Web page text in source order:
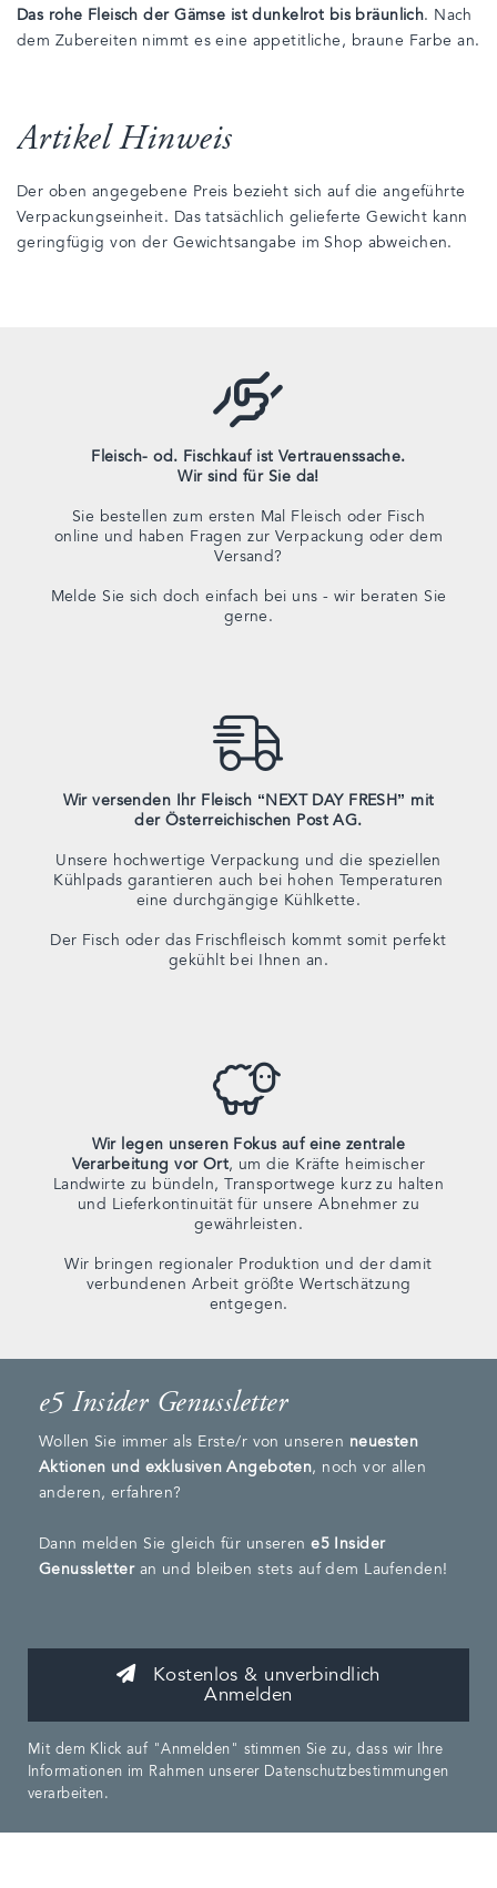
Das rohe Fleisch der Gämse ist dunkelrot bis bräunlich. Nach
dem Zubereiten nimmt es eine appetitliche, braune Farbe an.
Artikel Hinweis
Der oben angegebene Preis bezieht sich auf die angeführte
Verpackungseinheit. Das tatsächlich gelieferte Gewicht kann
geringfügig von der Gewichtsangabe im Shop abweichen.
Fleisch- od. Fischkauf ist Vertrauenssache.
Wir sind für Sie da!
Sie bestellen zum ersten Mal Fleisch oder Fisch
online und haben Fragen zur Verpackung oder dem
Versand?
Melde Sie sich doch einfach bei uns - wir beraten Sie
gerne.
Wir versenden Ihr Fleisch “NEXT DAY FRESH” mit
der Österreichischen Post AG.
Unsere hochwertige Verpackung und die speziellen
Kühlpads garantieren auch bei hohen Temperaturen
eine durchgängige Kühlkette.
Der Fisch oder das Frischfleisch kommt somit perfekt
gekühlt bei Ihnen an.
Wir legen unseren Fokus auf eine zentrale
Verarbeitung vor Ort, um die Kräfte heimischer
Landwirte zu bündeln, Transportwege kurz zu halten
und Lieferkontinuität für unsere Abnehmer zu
gewährleisten.
Wir bringen regionaler Produktion und der damit
verbundenen Arbeit größte Wertschätzung
entgegen.
e5 Insider Genussletter
Wollen Sie immer als Erste/r von unseren neuesten
Aktionen und exklusiven Angeboten, noch vor allen
anderen, erfahren?
Dann melden Sie gleich für unserene5 Insider
Genussletteran und bleiben stets auf dem Laufenden!
Kostenlos & unverbindlich
Anmelden
Mit dem Klick auf "Anmelden" stimmen Sie zu, dass wir Ihre
Informationen im Rahmen unserer Datenschutzbestimmungen
verarbeiten.